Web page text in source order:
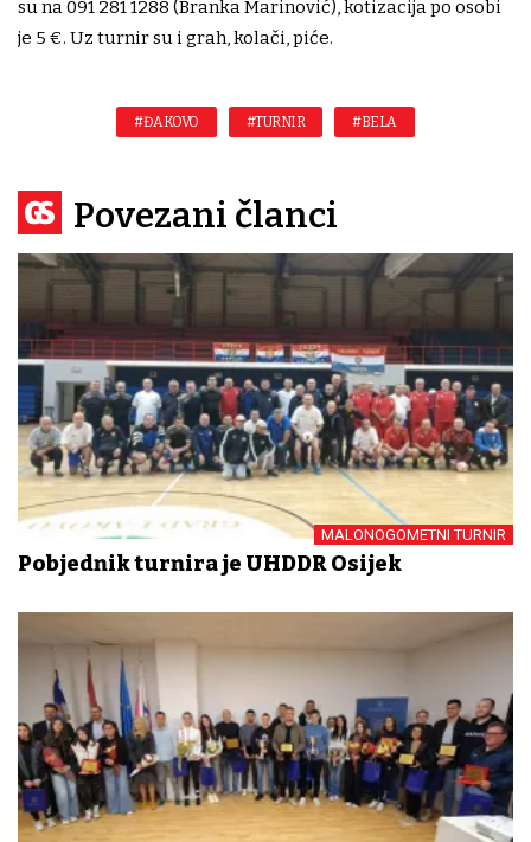
su na 091 281 1288 (Branka Marinović), kotizacija po osobi
je 5 €. Uz turnir su i grah, kolači, piće.
#ĐAKOVO #TURNIR #BELA
Povezani članci
MALONOGOMETNI TURNIR
Pobjednik turnira je UHDDR Osijek